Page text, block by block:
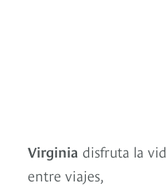
Virginia disfruta la
entre viajes,